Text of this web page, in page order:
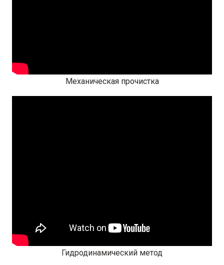
Механическая прочистка
Гидродинамический метод